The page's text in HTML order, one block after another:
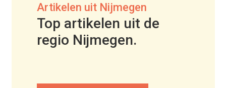
Artikelen uit Nijmegen
Top artikelen uit de
regio Nijmegen.